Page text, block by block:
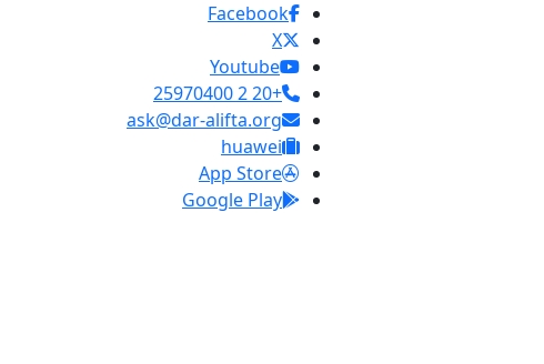
Facebook
X
Youtube
+20 2 25970400
ask@dar-alifta.org
huawei
App Store
Google Play